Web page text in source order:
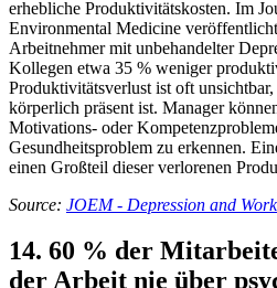
erhebliche Produktivitätskosten. Im
Environmental Medicine
Arbeitnehmer mit unbehandelter
Kollegen etwa 35 % weniger
Produktivitätsverlust ist oft
körperlich präsent ist. Manager
Motivations- oder
Gesundheitsproblem zu erkennen.
einen Großteil dieser verlorenen
Source: JOEM - Depression and
14. 60 % der
der Arbeit nie über